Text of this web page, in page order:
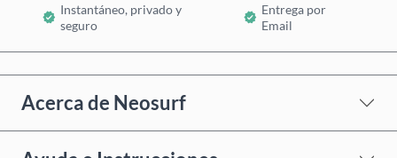
Instantáneo, privado y
seguro
Entrega por
Email
Acerca de Neosurf